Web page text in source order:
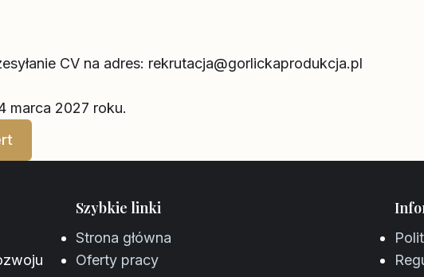
CV na adres: rekrutacja@gorlickaprodukcja.pl
marca 2027 roku.
Szybkie linki
Strona główna
Oferty pracy